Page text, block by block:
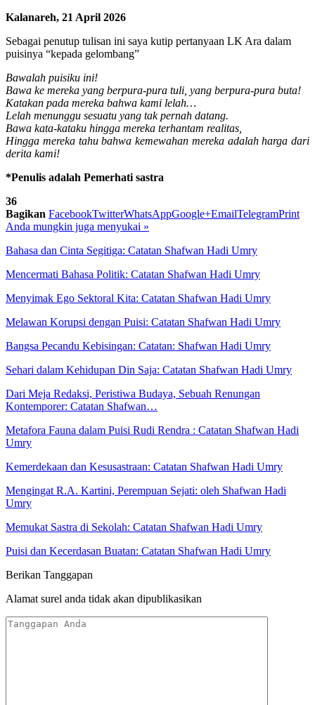
Kalanareh, 21 April 2026
Sebagai penutup tulisan ini saya kutip pertanyaan LK Ara dalam
puisinya “kepada gelombang”
Bawalah puisiku ini!
Bawa ke mereka yang berpura-pura tuli, yang berpura-pura buta!
Katakan pada mereka bahwa kami lelah…
Lelah menunggu sesuatu yang tak pernah datang.
Bawa kata-kataku hingga mereka terhantam realitas,
Hingga mereka tahu bahwa kemewahan mereka adalah harga dari
derita kami!
*Penulis adalah Pemerhati sastra
36
Bagikan FacebookTwitterWhatsAppGoogle+EmailTelegramPrint
Anda mungkin juga menyukai »
Bahasa dan Cinta Segitiga: Catatan Shafwan Hadi Umry
Mencermati Bahasa Politik: Catatan Shafwan Hadi Umry
Menyimak Ego Sektoral Kita: Catatan Shafwan Hadi Umry
Melawan Korupsi dengan Puisi: Catatan Shafwan Hadi Umry
Bangsa Pecandu Kebisingan: Catatan: Shafwan Hadi Umry
Sehari dalam Kehidupan Din Saja: Catatan Shafwan Hadi Umry
Dari Meja Redaksi, Peristiwa Budaya, Sebuah Renungan
Kontemporer: Catatan Shafwan…
Metafora Fauna dalam Puisi Rudi Rendra : Catatan Shafwan Hadi
Umry
Kemerdekaan dan Kesusastraan: Catatan Shafwan Hadi Umry
Mengingat R.A. Kartini, Perempuan Sejati: oleh Shafwan Hadi
Umry
Memukat Sastra di Sekolah: Catatan Shafwan Hadi Umry
Puisi dan Kecerdasan Buatan: Catatan Shafwan Hadi Umry
Berikan Tanggapan
Alamat surel anda tidak akan dipublikasikan